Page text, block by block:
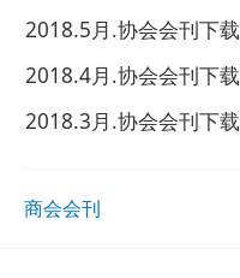
2018.5月.协会会刊下载
2018.4月.协会会刊下载
2018.3月.协会会刊下载
商会会刊